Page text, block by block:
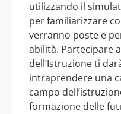
utilizzando il
per familiarizzare
verranno poste e
abilità. Partecipare
dell’Istruzione ti
intraprendere una
campo
formazione delle